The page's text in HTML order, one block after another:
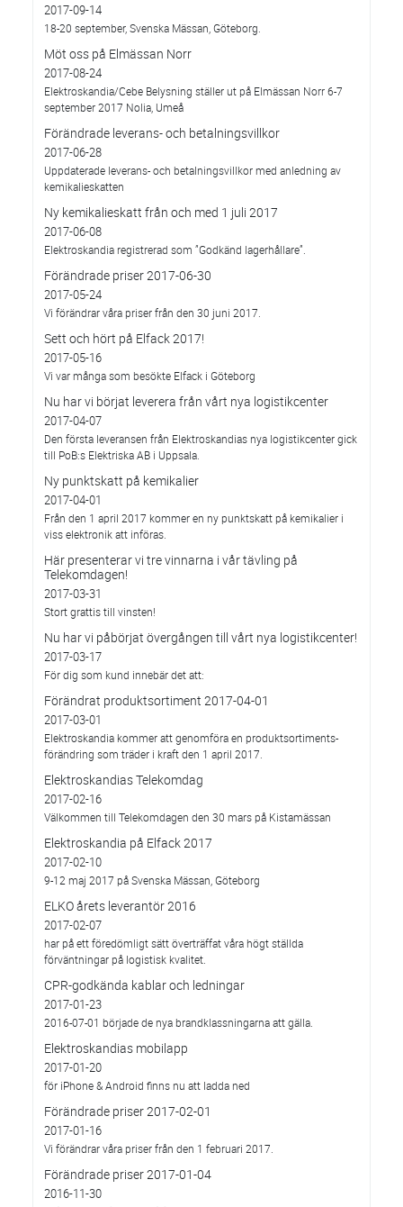
2017-09-14
18-20 september, Svenska Mässan, Göteborg.
Möt oss på Elmässan Norr
2017-08-24
Elektroskandia/Cebe Belysning ställer ut på Elmässan Norr 6-7
september 2017 Nolia, Umeå
Förändrade leverans- och betalningsvillkor
2017-06-28
Uppdaterade leverans- och betalningsvillkor med anledning av
kemikalieskatten
Ny kemikalieskatt från och med 1 juli 2017
2017-06-08
Elektroskandia registrerad som ”Godkänd lagerhållare”.
Förändrade priser 2017-06-30
2017-05-24
Vi förändrar våra priser från den 30 juni 2017.
Sett och hört på Elfack 2017!
2017-05-16
Vi var många som besökte Elfack i Göteborg
Nu har vi börjat leverera från vårt nya logistikcenter
2017-04-07
Den första leveransen från Elektroskandias nya logistikcenter gick
till PoB:s Elektriska AB i Uppsala.
Ny punktskatt på kemikalier
2017-04-01
Från den 1 april 2017 kommer en ny punktskatt på kemikalier i
viss elektronik att införas.
Här presenterar vi tre vinnarna i vår tävling på
Telekomdagen!
2017-03-31
Stort grattis till vinsten!
Nu har vi påbörjat övergången till vårt nya logistikcenter!
2017-03-17
För dig som kund innebär det att:
Förändrat produktsortiment 2017-04-01
2017-03-01
Elektroskandia kommer att genomföra en produktsortiments-
förändring som träder i kraft den 1 april 2017.
Elektroskandias Telekomdag
2017-02-16
Välkommen till Telekomdagen den 30 mars på Kistamässan
Elektroskandia på Elfack 2017
2017-02-10
9-12 maj 2017 på Svenska Mässan, Göteborg
ELKO årets leverantör 2016
2017-02-07
har på ett föredömligt sätt överträffat våra högt ställda
förväntningar på logistisk kvalitet.
CPR-godkända kablar och ledningar
2017-01-23
2016-07-01 började de nya brandklassningarna att gälla.
Elektroskandias mobilapp
2017-01-20
för iPhone & Android finns nu att ladda ned
Förändrade priser 2017-02-01
2017-01-16
Vi förändrar våra priser från den 1 februari 2017.
Förändrade priser 2017-01-04
2016-11-30